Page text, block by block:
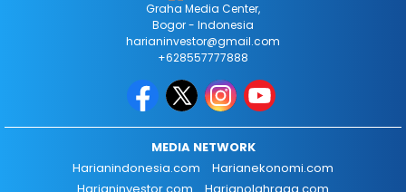
Graha Media Center,
Bogor - Indonesia
harianinvestor@gmail.com
+628557777888
MEDIA NETWORK
Harianindonesia.com
Harianekonomi.com